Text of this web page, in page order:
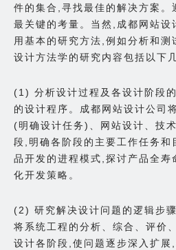
件的集合,寻找最佳的解决方案。
最关键的考量。当然,成都网站设
用基本的研究方法,例如分析和测
设计方法学的研究内容包括以下
(1) 分析设计过程及各设计阶段
的设计程序。成都网站设计公司
(明确设计任务)、网站设计、技
段,明确各阶段的主要工作任务和
品开发的进程模式,探讨产品全寿
化开发策略。
(2) 研究解决设计问题的逻辑步
将系统工程的分析、综合、评价
设计各阶段,使问题逐步深入扩展,